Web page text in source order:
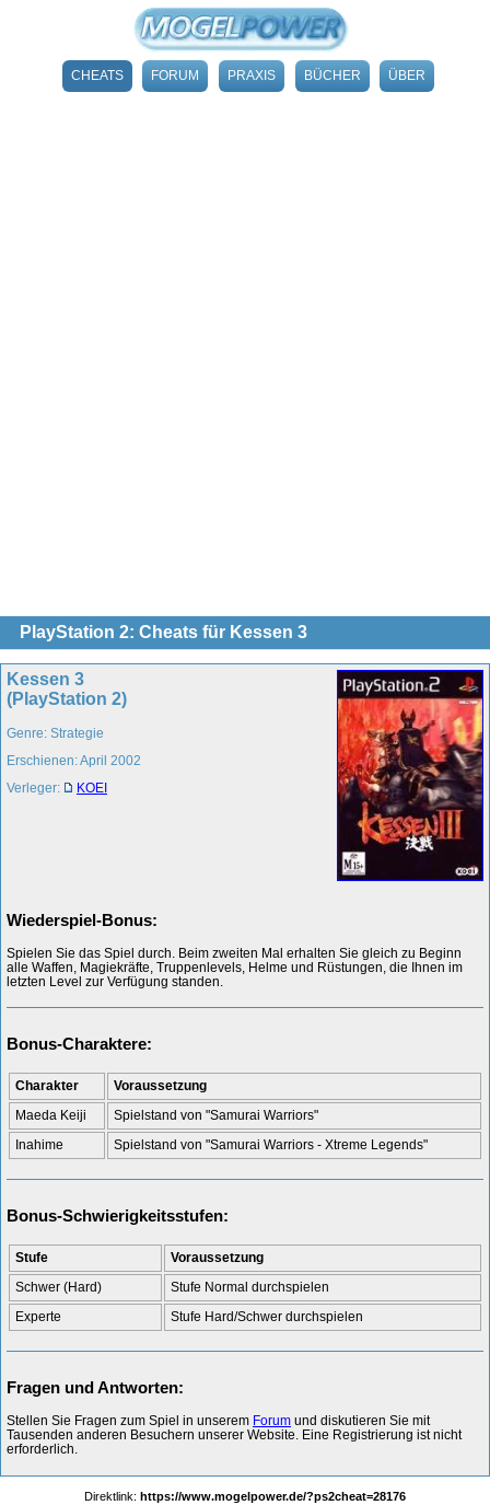
CHEATS FORUM PRAXIS BÜCHER ÜBER
PlayStation 2: Cheats für Kessen 3
Kessen 3
(PlayStation 2)
Genre: Strategie
Erschienen: April 2002
Verleger:
KOEI
Wiederspiel-Bonus:
Spielen Sie das Spiel durch. Beim zweiten Mal erhalten Sie gleich zu Beginn
alle Waffen, Magiekräfte, Truppenlevels, Helme und Rüstungen, die Ihnen im
letzten Level zur Verfügung standen.
Bonus-Charaktere:
Charakter
Voraussetzung
Maeda Keiji
Spielstand von "Samurai Warriors"
Inahime
Spielstand von "Samurai Warriors - Xtreme Legends"
Bonus-Schwierigkeitsstufen:
Stufe
Voraussetzung
Schwer (Hard)
Stufe Normal durchspielen
Experte
Stufe Hard/Schwer durchspielen
Fragen und Antworten:
Stellen Sie Fragen zum Spiel in unserem Forum und diskutieren Sie mit
Tausenden anderen Besuchern unserer Website. Eine Registrierung ist nicht
erforderlich.
Direktlink: https://www.mogelpower.de/?ps2cheat=28176